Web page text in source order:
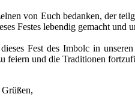
von Euch bedanken, der
Festes lebendig gemacht und
Fest des Imbolc in
feiern und die Traditionen